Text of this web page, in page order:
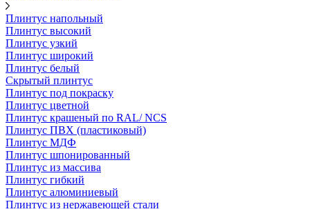
Плинтус напольный
Плинтус высокий
Плинтус узкий
Плинтус широкий
Плинтус белый
Скрытый плинтус
Плинтус под покраску
Плинтус цветной
Плинтус крашеный по RAL/ NCS
Плинтус ПВХ (пластиковый)
Плинтус МДФ
Плинтус шпонированный
Плинтус из массива
Плинтус гибкий
Плинтус алюминиевый
Плинтус из нержавеющей стали